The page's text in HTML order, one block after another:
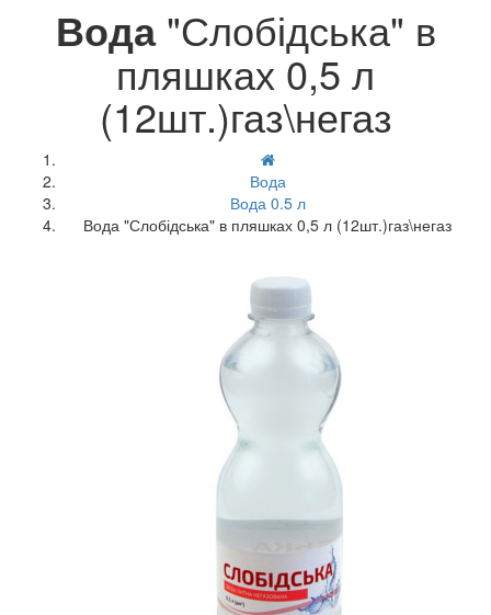
Вода"Слобідська" в
пляшках 0,5 л
(12шт.)газ\негаз
Вода
Вода 0.5 л
Вода "Слобідська" в пляшках 0,5 л (12шт.)газ\негаз